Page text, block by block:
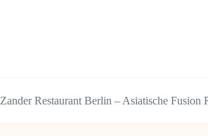
Zander Restaurant Berlin – Asiatische